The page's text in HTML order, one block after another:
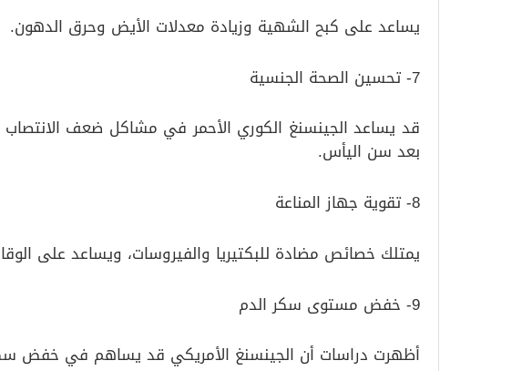
يساعد على كبح الشهية وزيادة معدلات الأيض وحرق الدهون.
7- تحسين الصحة الجنسية
قد يساعد الجينسنغ الكوري الأحمر في مشاكل ضعف الانتصاب
بعد سن اليأس.
8- تقوية جهاز المناعة
يمتلك خصائص مضادة للبكتيريا والفيروسات، ويساعد على
9- خفض مستوى سكر الدم
أظهرت دراسات أن الجينسنغ الأمريكي قد يساهم في خفض